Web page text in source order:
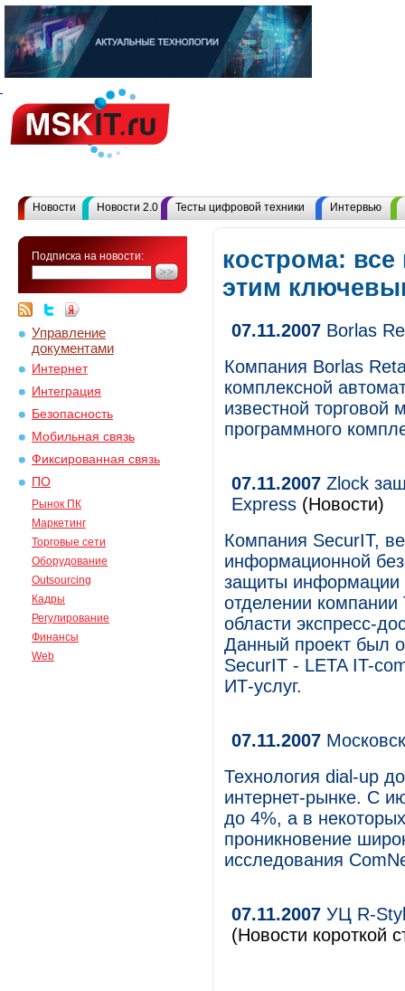
Новости Новости 2.0 Тесты цифровой техники Интервью
Подписка на новости:
Управление
документами
Интернет
Интеграция
Безопасность
Мобильная связь
Фиксированная связь
ПО
Рынок ПК
Маркетинг
Торговые сети
Оборудование
Outsourcing
Кадры
Регулирование
Финансы
Web
кострома:
этим
07.11.2007 Borlas
Компания Borlas
комплексной
известной торговой
программного
07.11.2007 Zlock
Express (Новости)
Компания SecurIT,
информационной
защиты информации
отделении компании
области экспресс-
Данный проект был
SecurIT - LETA IT-
ИТ-услуг.
07.11.2007
Технология dial-up
интернет-рынке. C
до 4%, а в
проникновение
исследования
07.11.2007 УЦ R-
(Новости короткой